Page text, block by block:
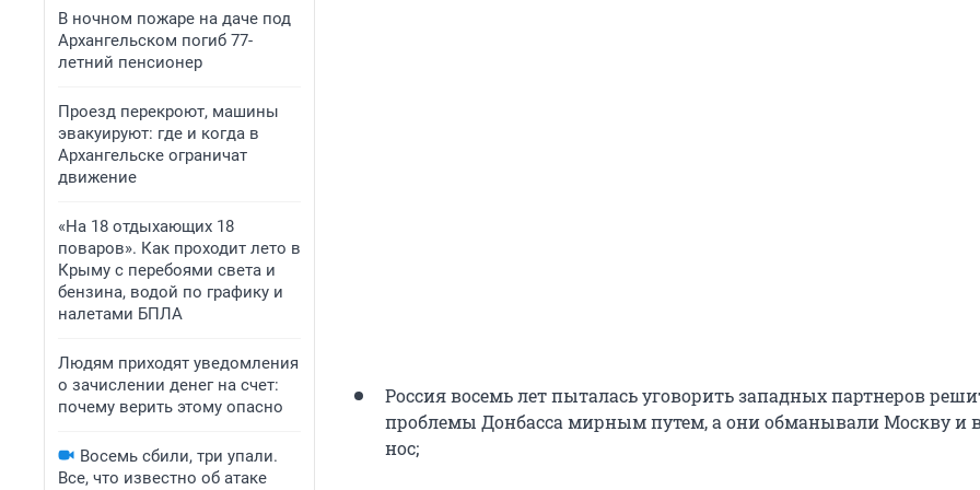
В ночном пожаре на даче под
Архангельском погиб 77-
летний пенсионер
Проезд перекроют, машины
эвакуируют: где и когда в
Архангельске ограничат
движение
«На 18 отдыхающих 18
поваров». Как проходит лето в
Крыму с перебоями света и
бензина, водой по графику и
налетами БПЛА
Людям приходят уведомления
о зачислении денег на счет:
почему верить этому опасно
Восемь сбили, три упали.
Все, что известно об атаке
Россия восемь лет пыталась уговорить западных партнеров
проблемы Донбасса мирным путем, а они обманывали Москву и
нос;